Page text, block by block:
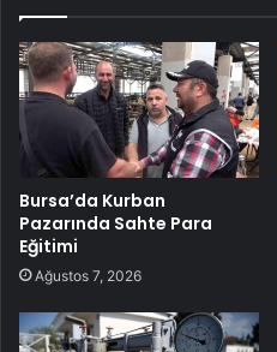
Bursa’da Kurban
Pazarında Sahte Para
Eğitimi
Ağustos 7, 2026